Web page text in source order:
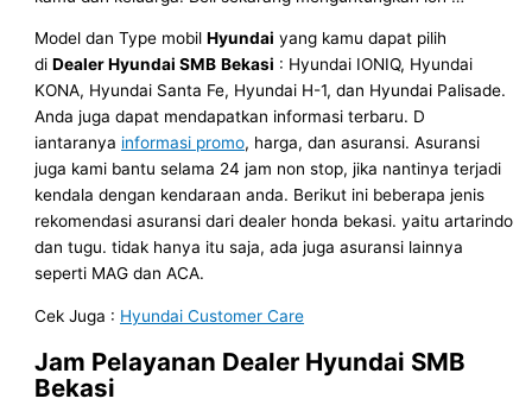
Model dan Type mobilHyundai yang kamu dapat pilih
diDealer Hyundai SMB Bekasi : Hyundai IONIQ, Hyundai
KONA, Hyundai Santa Fe, Hyundai H-1, dan Hyundai Palisade.
Anda juga dapat mendapatkan informasi terbaru. D
iantaranya informasi promo, harga, dan asuransi. Asuransi
juga kami bantu selama 24 jam non stop, jika nantinya terjadi
kendala dengan kendaraan anda. Berikut ini beberapa jenis
rekomendasi asuransi dari dealer honda bekasi. yaitu artarindo
dan tugu. tidak hanya itu saja, ada juga asuransi lainnya
seperti MAG dan ACA.
Cek Juga : Hyundai Customer Care
Jam Pelayanan Dealer Hyundai SMB
Bekasi